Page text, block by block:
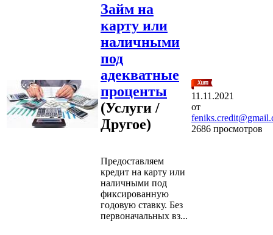
Займ на
карту или
наличными
под
адекватные
проценты
(Услуги /
Другое)
Предоставляем
кредит на карту или
наличными под
фиксированную
годовую ставку. Без
первоначальных вз...
11.11.2021
от
2686 просмотров